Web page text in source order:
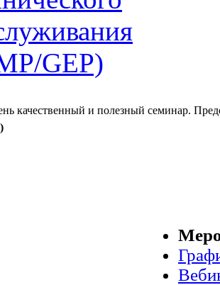
качественный и полезный семинар.